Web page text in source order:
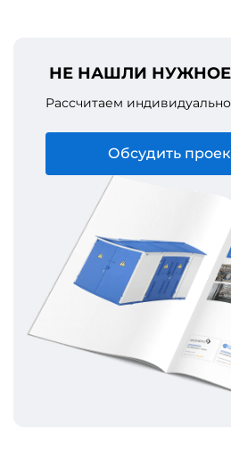
НЕ НАШЛИ НУЖНОЕ
Рассчитаем
Обсудить